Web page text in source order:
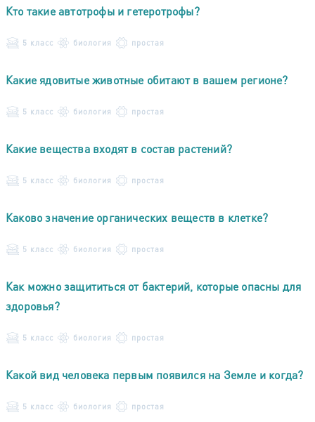
Кто такие автотрофы и гетеротрофы?
5 класс биология простая
Какие ядовитые животные обитают в вашем регионе?
5 класс биология простая
Какие вещества входят в состав растений?
5 класс биология простая
Каково значение органических веществ в клетке?
5 класс биология простая
Как можно защититься от бактерий, которые опасны для
здоровья?
5 класс биология простая
Какой вид человека первым появился на Земле и когда?
5 класс биология простая